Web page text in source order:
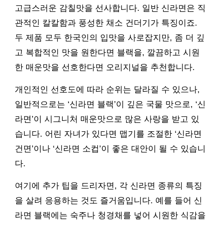
고급스러운 감칠맛을 선사합니다. 일반 신라면은 직
관적인 칼칼함과 풍성한 채소 건더기가 특징이죠.
두 제품 모두 한국인의 입맛을 사로잡지만, 좀 더 깊
고 복합적인 맛을 원한다면 블랙을, 깔끔하고 시원
한 매운맛을 선호한다면 오리지널을 추천합니다.
개인적인 선호도에 따라 순위는 달라질 수 있으나,
일반적으로는 ‘신라면 블랙’이 깊은 국물 맛으로, ‘신
라면’이 시그니처 매운맛으로 많은 사랑을 받고 있
습니다. 어린 자녀가 있다면 맵기를 조절한 ‘신라면
건면’이나 ‘신라면 소컵’이 좋은 대안이 될 수 있습니
다.
여기에 추가 팁을 드리자면, 각 신라면 종류의 특징
을 살려 응용하는 것도 즐거움입니다. 예를 들어 신
라면 블랙에는 숙주나 청경채를 넣어 시원한 식감을